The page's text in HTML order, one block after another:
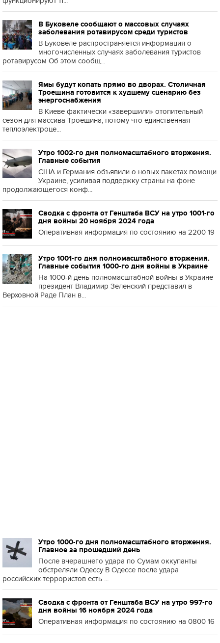
В Буковеле сообщают о массовых случаях
заболевания ротавирусом среди туристов
В Буковеле распространяется информация о
многочисленных случаях заболевания туристов
ротавирусом Об этом сообщ...
Ямы будут копать прямо во дворах. Столичная
Троещина готовится к худшему сценарию без
энергоснабжения
В Киеве фактически «завершили» отопительный
сезон для массива Троещина, потому что единственная
теплоэлектроце...
Утро 1002-го дня полномасштабного вторжения.
Главные события
США и Германия объявили о новых пакетах помощи
Украине, усиливая поддержку страны на фоне
продолжающегося конф...
Сводка с фронта от Генштаба ВСУ на утро 1001-го
дня войны 20 ноября 2024 года
Оперативная информация по состоянию на 2200 19
Утро 1001-го дня полномасштабного вторжения.
Главные события 1000-го дня войны в Украине
На 1000-й день полномасштабной войны в Украине
президент Владимир Зеленский представил в
Верховной Раде План в...
Утро 1000-го дня полномасштабного вторжения.
Главное за прошедший день
После вчерашнего удара по Сумам оккупанты
обстреляли Одессу В Одессе после удара
российских террористов есть ...
Сводка с фронта от Генштаба ВСУ на утро 997-го
дня войны 16 ноября 2024 года
Оперативная информация по состоянию на 0800 16